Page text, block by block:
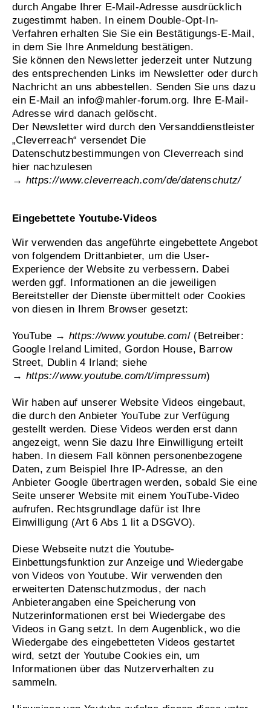
durch Angabe Ihrer E-Mail-Adresse ausdrücklich
zugestimmt haben. In einem Double-Opt-In-
Verfahren erhalten Sie Sie ein Bestätigungs-E-Mail,
in dem Sie Ihre Anmeldung bestätigen.
Sie können den Newsletter jederzeit unter Nutzung
des entsprechenden Links im Newsletter oder durch
Nachricht an uns abbestellen. Senden Sie uns dazu
ein E-Mail an info@mahler-forum.org. Ihre E-Mail-
Adresse wird danach gelöscht.
Der Newsletter wird durch den Versanddienstleister
„Cleverreach“ versendet Die
Datenschutzbestimmungen von Cleverreach sind
hier nachzulesen
→ https://www.cleverreach.com/de/datenschutz/
Eingebettete Youtube-Videos
Wir verwenden das angeführte eingebettete Angebot
von folgendem Drittanbieter, um die User-
Experience der Website zu verbessern. Dabei
werden ggf. Informationen an die jeweiligen
Bereitsteller der Dienste übermittelt oder Cookies
von diesen in Ihrem Browser gesetzt:
YouTube → https://www.youtube.com/ (Betreiber:
Google Ireland Limited, Gordon House, Barrow
Street, Dublin 4 Irland; siehe
→ https://www.youtube.com/t/impressum)
Wir haben auf unserer Website Videos eingebaut,
die durch den Anbieter YouTube zur Verfügung
gestellt werden. Diese Videos werden erst dann
angezeigt, wenn Sie dazu Ihre Einwilligung erteilt
haben. In diesem Fall können personenbezogene
Daten, zum Beispiel Ihre IP-Adresse, an den
Anbieter Google übertragen werden, sobald Sie eine
Seite unserer Website mit einem YouTube-Video
aufrufen. Rechtsgrundlage dafür ist Ihre
Einwilligung (Art 6 Abs 1 lit a DSGVO).
Diese Webseite nutzt die Youtube-
Einbettungsfunktion zur Anzeige und Wiedergabe
von Videos von Youtube. Wir verwenden den
erweiterten Datenschutzmodus, der nach
Anbieterangaben eine Speicherung von
Nutzerinformationen erst bei Wiedergabe des
Videos in Gang setzt. In dem Augenblick, wo die
Wiedergabe des eingebetteten Videos gestartet
wird, setzt der Youtube Cookies ein, um
Informationen über das Nutzerverhalten zu
sammeln.